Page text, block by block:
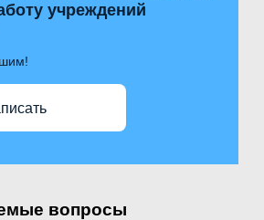
учреждений
вопросы